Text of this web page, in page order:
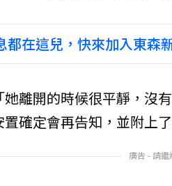
都在這兒，快來加入東森
離開的時候很平靜，沒
確定會再告知，並附上
廣告 - 請